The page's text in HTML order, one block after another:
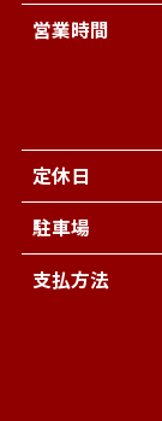
営業時間
定休日
駐車場
支払方法